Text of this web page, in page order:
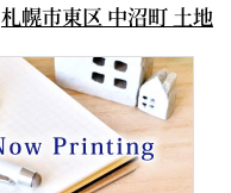
札幌市東区 中沼町 土地